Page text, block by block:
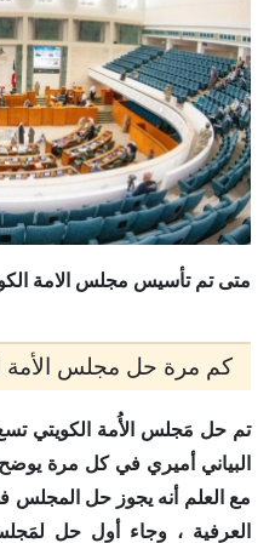
متى تم تأسيس مجلس الامة
كم مرة حل مجلس الأمة
تم حل مَجلس الأُمة الكويتي
البياني أميري في كل مرة
مع العلم أنه يجوز حل المجلس
العرفية ، وجاء أول حل